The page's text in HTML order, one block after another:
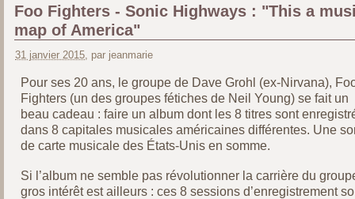
Foo Fighters - Sonic Highways : "This a
map of America"
31 janvier 2015, par jeanmarie
Pour ses 20 ans, le groupe de Dave Grohl (ex-Nirvana),
Fighters (un des groupes fétiches de Neil Young) se fait un
beau cadeau : faire un album dont les 8 titres sont
dans 8 capitales musicales américaines différentes. Une
de carte musicale des États-Unis en somme.
Si l’album ne semble pas révolutionner la carrière du
gros intérêt est ailleurs : ces 8 sessions d’enregistrement